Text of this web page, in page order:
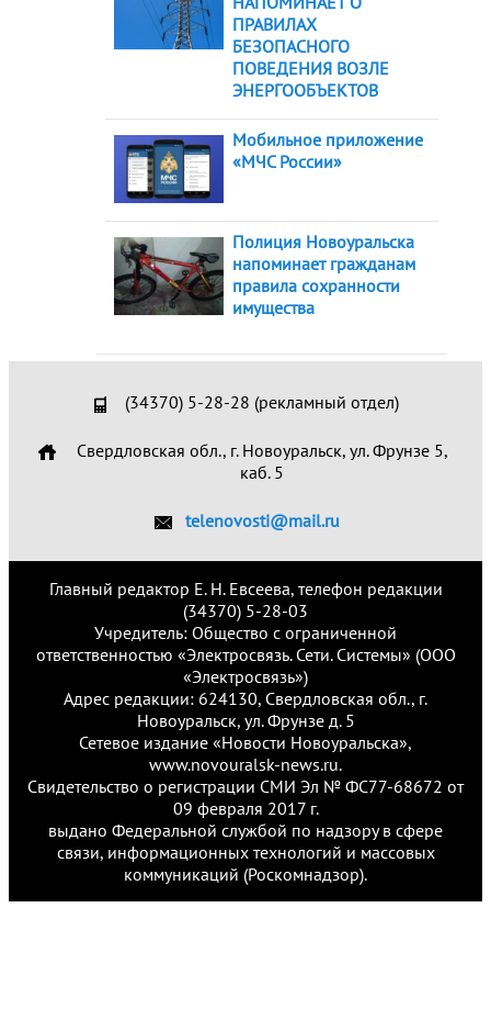
ПРАВИЛАХ
БЕЗОПАСНОГО
ПОВЕДЕНИЯ ВОЗЛЕ
ЭНЕРГООБЪЕКТОВ
Мобильное приложение
«МЧС России»
Полиция Новоуральска
напоминает гражданам
правила сохранности
имущества
(34370) 5-28-28 (рекламный отдел)
Свердловская обл., г. Новоуральск, ул. Фрунзе 5,
каб. 5
telenovosti@mail.ru
Главный редактор Е. Н. Евсеева, телефон редакции
(34370) 5-28-03
Учредитель: Общество с ограниченной
ответственностью «Электросвязь. Сети. Системы» (ООО
«Электросвязь»)
Адрес редакции: 624130, Свердловская обл., г.
Новоуральск, ул. Фрунзе д. 5
Сетевое издание «Новости Новоуральска»,
www.novouralsk-news.ru.
Свидетельство о регистрации СМИ Эл № ФС77-68672 от
09 февраля 2017 г.
выдано Федеральной службой по надзору в сфере
связи, информационных технологий и массовых
коммуникаций (Роскомнадзор).